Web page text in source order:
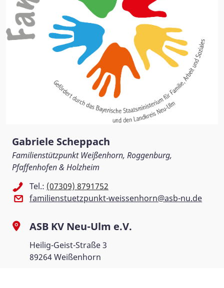
Gabriele Scheppach
Familienstützpunkt Weißenhorn, Roggenburg,
Pfaffenhofen & Holzheim
Tel.: (07309) 8791752
familienstuetzpunkt-weissenhorn@asb-nu.de
ASB KV Neu-Ulm e.V.
Heilig-Geist-Straße 3
89264 Weißenhorn